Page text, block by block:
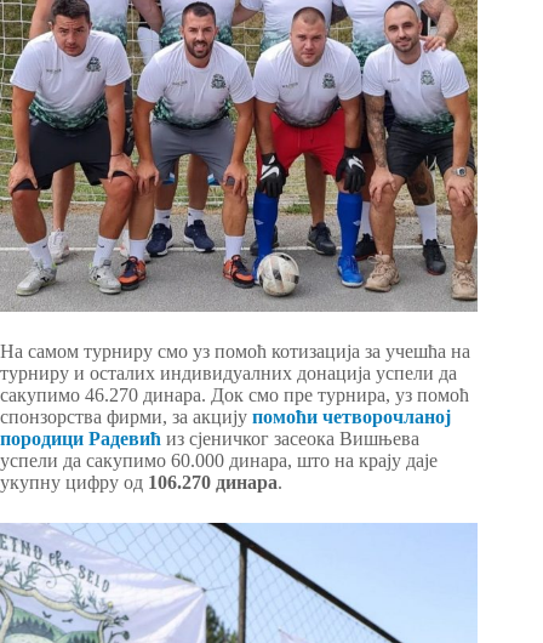
На самом турниру смо уз помоћ котизација за учешћа на
турниру и осталих индивидуалних донација успели да
сакупимо 46.270 динара. Док смо пре турнира, уз помоћ
спонзорства фирми, за акцију помоћи четворочланој
породици Радевић из сјеничког засеока Вишњева
успели да сакупимо 60.000 динара, што на крају даје
укупну цифру од 106.270 динара.